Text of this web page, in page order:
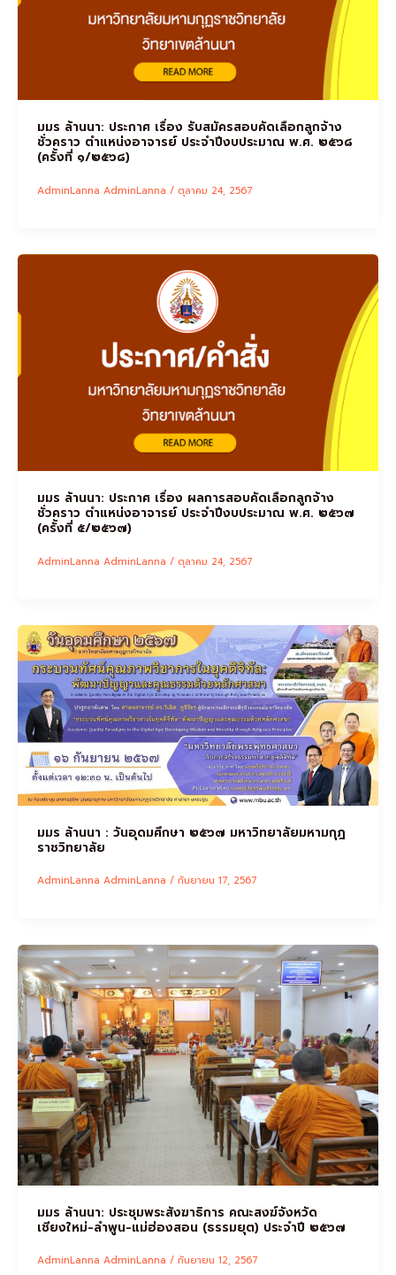
มมร ล้านนา: ประกาศ เรื่อง รับสมัครสอบคัดเลือกลูกจ้าง
ชั่วคราว ตำแหน่งอาจารย์ ประจำปีงบประมาณ พ.ศ. ๒๕๖๘
(ครั้งที่ ๑/๒๕๖๘)
AdminLanna AdminLanna / ตุลาคม 24, 2567
มมร ล้านนา: ประกาศ เรื่อง ผลการสอบคัดเลือกลูกจ้าง
ชั่วคราว ตำแหน่งอาจารย์ ประจำปีงบประมาณ พ.ศ. ๒๕๖๗
(ครั้งที่ ๕/๒๕๖๗)
AdminLanna AdminLanna / ตุลาคม 24, 2567
มมร ล้านนา : วันอุดมศึกษา ๒๕๖๗ มหาวิทยาลัยมหามกุฎ
ราชวิทยาลัย
AdminLanna AdminLanna / กันยายน 17, 2567
มมร ล้านนา: ประชุมพระสังฆาธิการ คณะสงฆ์จังหวัด
เชียงใหม่-ลำพูน-แม่ฮ่องสอน (ธรรมยุต) ประจำปี ๒๕๖๗
AdminLanna AdminLanna / กันยายน 12, 2567